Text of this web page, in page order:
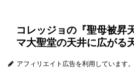
コレッジョの『聖母被昇
マ大聖堂の天井に広がる
アフィリエイト広告を利用しています。